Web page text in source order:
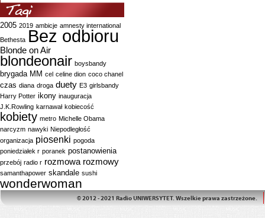
Tagi
2005 2019 ambicje amnesty international
Bethesta Bez odbioru
Blonde on Air
blondeonair boysbandy
brygada MM cel celine dion coco chanel
czas diana droga duety E3 girlsbandy
Harry Potter ikony inauguracja
J.K.Rowling karnawał kobiecość
kobiety metro Michelle Obama
narcyzm nawyki Niepodległość
organizacja piosenki pogoda
poniedziałek r poranek postanowienia
przebój radio r rozmowa rozmowy
samanthapower skandale sushi
wonderwoman
© 2012 - 2021 Radio UNIWERSYTET. Wszelkie prawa zastrzeżone.